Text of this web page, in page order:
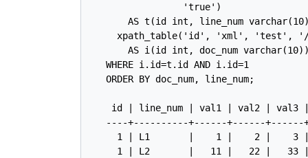
                 'true')
AS t(id int, line_num
xpath_table('id', 'xml', 'test',
AS i(id int, doc_num
   WHERE i.id=t.id AND i.id=1
   ORDER BY doc_num, line_num;
id | line_num | val1 | val2 | val3
----+----------+------+------+------
1 | L1       |    1 |    2 |    3
1 | L2       |   11 |   22 |   33